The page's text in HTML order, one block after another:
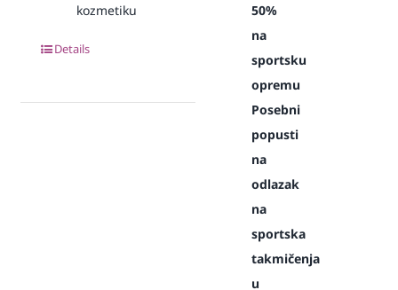
kozmetiku
Details
50%
na
sportsku
opremu
Posebni
popusti
na
odlazak
na
sportska
takmičenja
u